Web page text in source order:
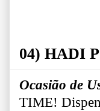
04) HADI
Ocasião de
TIME!